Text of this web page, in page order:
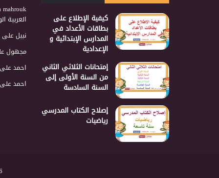
كيفية الإطلاع على
بطاقات الأعداد في
المدارس الإبتدائية و
الإعدادية
إمتحانات الثلاثي الثاني
من السنة الأولى إلى
السنة السادسة
إصلاح الكتاب المدرسي
رياضيات
mahrouk
العربية
نبيلعلى
مجهول
احمدعلى
احمدعلى
2026